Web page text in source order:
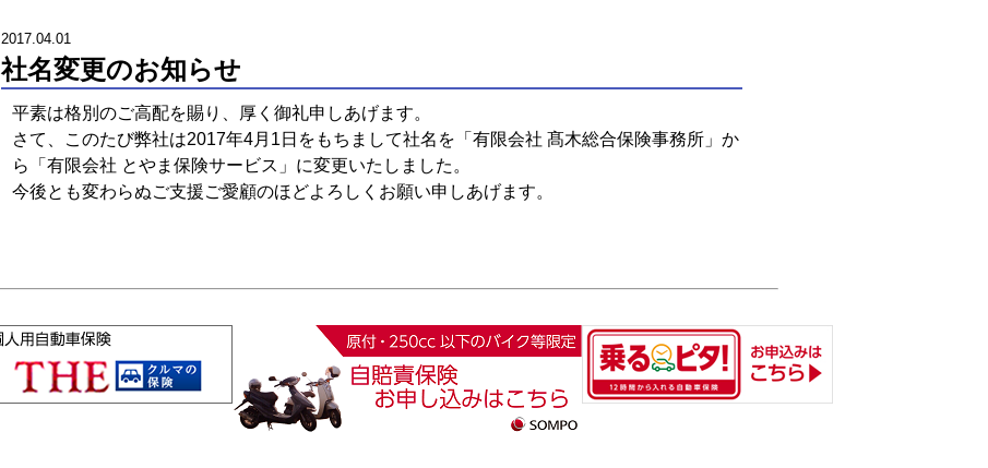
2017.04.01
社名変更のお知らせ
平素は格別のご高配を賜り、厚く御礼申しあげます。
さて、このたび弊社は2017年4月1日をもちまして社名を「有限会社 髙木総合保険事務所」か
ら「有限会社 とやま保険サービス」に変更いたしました。
今後とも変わらぬご支援ご愛顧のほどよろしくお願い申しあげます。